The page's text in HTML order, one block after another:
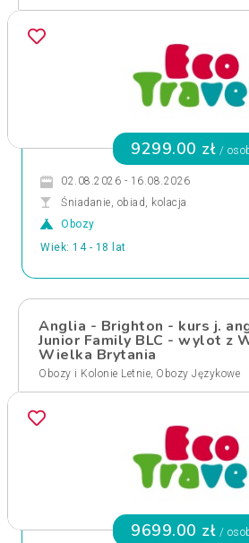
9299.00 zł /
02.08.2026 - 16.08.2026
Śniadanie, obiad, kolacja
Obozy
Wiek: 14 - 18 lat
Anglia - Brighton - kurs j.
Junior Family BLC - wylot z
Wielka Brytania
Obozy i Kolonie Letnie, Obozy Językowe
9699.00 zł /